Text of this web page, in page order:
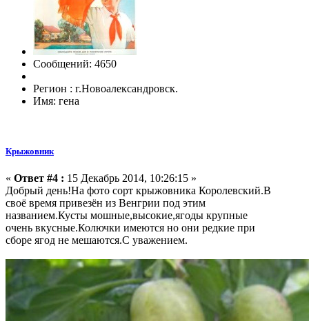
Сообщений: 4650
Регион : г.Новоалександровск.
Имя: гена
Крыжовник
« Ответ #4 : 15 Декабрь 2014, 10:26:15 »
Добрый день!На фото сорт крыжовника Королевский.В
своё время привезён из Венгрии под этим
названием.Кусты мошные,высокие,ягоды крупные
очень вкусные.Колючки имеются но они редкие при
сборе ягод не мешаются.С уважением.